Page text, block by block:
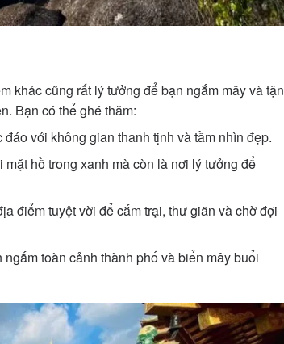
khác cũng rất lý tưởng để bạn ngắm mây và tận
Bạn có thể ghé thăm:
với không gian thanh tịnh và tầm nhìn đẹp.
hồ trong xanh mà còn là nơi lý tưởng để
điểm tuyệt vời để cắm trại, thư giãn và chờ đợi
toàn cảnh thành phố và biển mây buổi